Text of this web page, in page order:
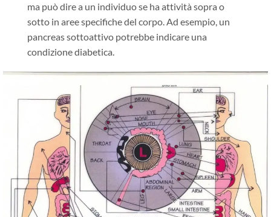
ma può dire a un individuo se ha attività sopra o
sotto in aree specifiche del corpo. Ad esempio, un
pancreas sottoattivo potrebbe indicare una
condizione diabetica.